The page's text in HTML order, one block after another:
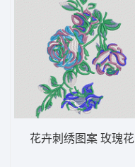
花卉刺绣图案 玫瑰花